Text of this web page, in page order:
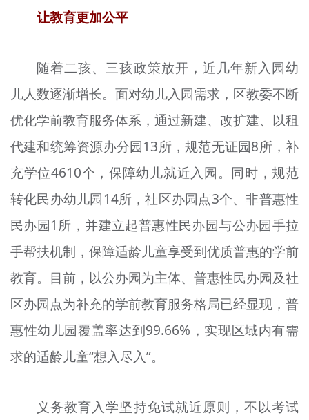
让教育更加公平
随着二孩、三孩政策放开，近几年新入园幼
儿人数逐渐增长。面对幼儿入园需求，区教委不断
优化学前教育服务体系，通过新建、改扩建、以租
代建和统筹资源办分园13所，规范无证园8所，补
充学位4610个，保障幼儿就近入园。同时，规范
转化民办幼儿园14所，社区办园点3个、非普惠性
民办园1所，并建立起普惠性民办园与公办园手拉
手帮扶机制，保障适龄儿童享受到优质普惠的学前
教育。目前，以公办园为主体、普惠性民办园及社
区办园点为补充的学前教育服务格局已经显现，普
惠性幼儿园覆盖率达到99.66%，实现区域内有需
求的适龄儿童“想入尽入”。
义务教育入学坚持免试就近原则，不以考试